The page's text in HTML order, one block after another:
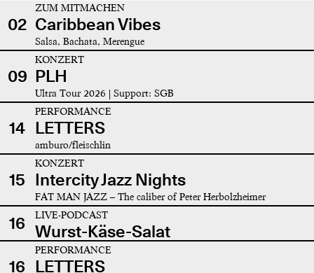
02
ZUM MITMACHEN
Caribbean Vibes
Salsa, Bachata, Merengue
09
KONZERT
PLH
Ultra Tour 2026 | Support: SGB
14
PERFORMANCE
LETTERS
amburo/fleischlin
15
KONZERT
Intercity Jazz Nights
FAT MAN JAZZ – The caliber of Peter Herbolzheimer
16 LIVE-PODCAST
Wurst-Käse-Salat
16
PERFORMANCE
LETTERS